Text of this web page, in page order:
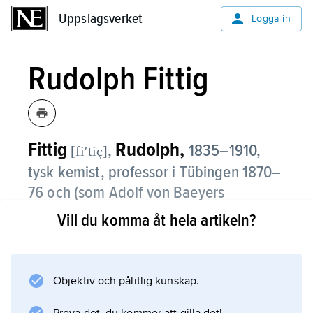
Uppslagsverket Logga in
Rudolph Fittig
Fittig [fiʹtiç], Rudolph, 1835–1910,
tysk kemist, professor i Tübingen 1870–
76 och (som Adolf von Baeyers
efterträdare) i Strassburg från 1876.
utarbetade han 1864 metoden att med
Vill du komma åt hela artikeln?
Objektiv och pålitlig kunskap.